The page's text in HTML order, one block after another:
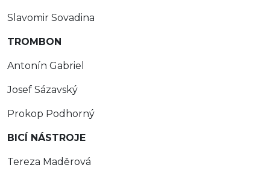
Slavomir Sovadina
TROMBON
Antonín Gabriel
Josef Sázavský
Prokop Podhorný
BICÍ NÁSTROJE
Tereza Maděrová